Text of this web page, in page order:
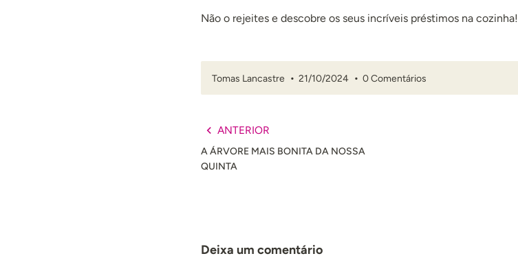
Não o rejeites e descobre os seus incríveis préstimos na cozinha!
Tomas Lancastre 21/10/2024 0 Comentários
ANTERIOR
A ÁRVORE MAIS BONITA DA NOSSA
QUINTA
Deixa um comentário